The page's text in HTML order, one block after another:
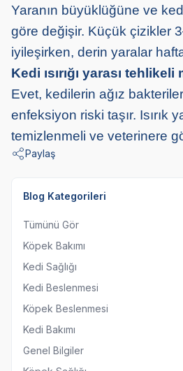
Yaranın büyüklüğüne ve
göre değişir. Küçük çizikler
iyileşirken, derin yaralar
Kedi ısırığı yarası tehlikeli
Evet, kedilerin ağız
enfeksiyon riski taşır. Isırık
temizlenmeli ve veterinere
Paylaş
Blog Kategorileri
Tümünü Gör
Köpek Bakımı
Kedi Sağlığı
Kedi Beslenmesi
Köpek Beslenmesi
Kedi Bakımı
Genel Bilgiler